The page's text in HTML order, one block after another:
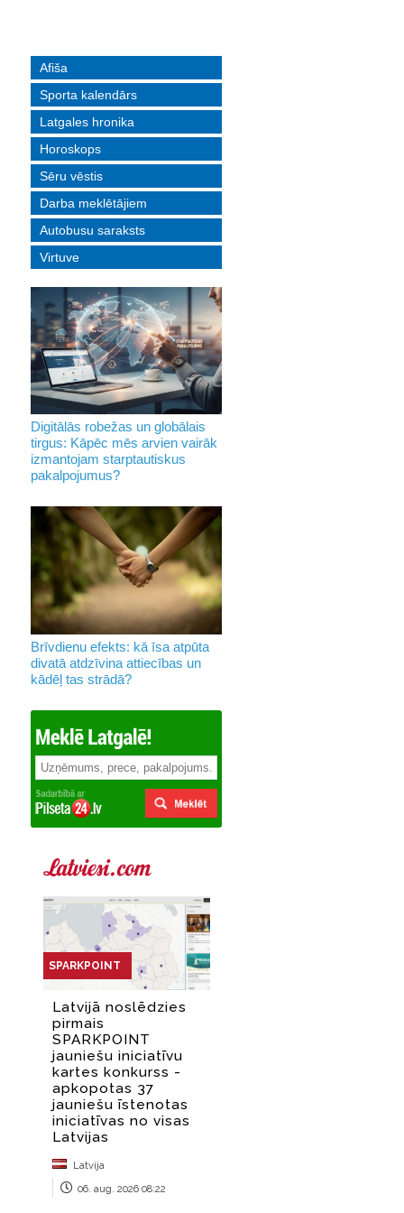
Afiša
Sporta kalendārs
Latgales hronika
Horoskops
Sēru vēstis
Darba meklētājiem
Autobusu saraksts
Virtuve
Digitālās robežas un globālais
tirgus: Kāpēc mēs arvien vairāk
izmantojam starptautiskus
pakalpojumus?
Brīvdienu efekts: kā īsa atpūta
divatā atdzīvina attiecības un
kādēļ tas strādā?